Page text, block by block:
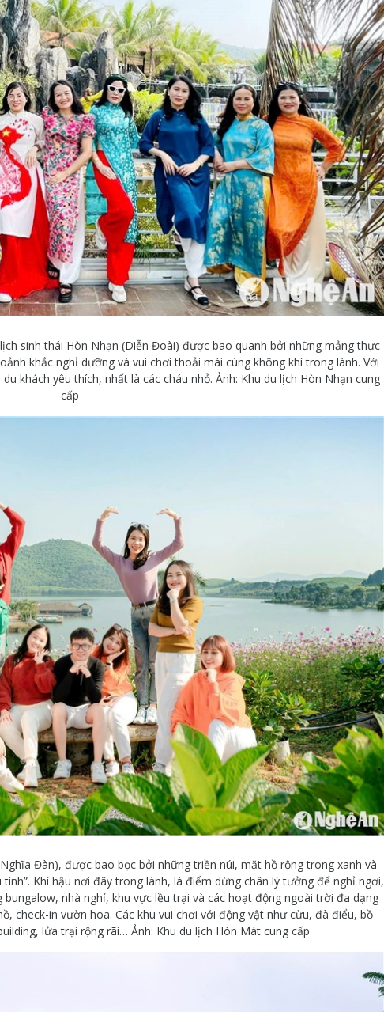
sinh thái Hòn Nhạn (Diễn Đoài) được bao quanh bởi những mảng thực
khắc nghỉ dưỡng và vui chơi thoải mái cùng không khí trong lành. Với
khách yêu thích, nhất là các cháu nhỏ. Ảnh: Khu du lịch Hòn Nhạn cung
cấp
Đàn), được bao bọc bởi những triền núi, mặt hồ rộng trong xanh và
Khí hậu nơi đây trong lành, là điểm dừng chân lý tưởng để nghỉ ngơi,
nhà nghỉ, khu vực lều trại và các hoạt động ngoài trời đa dạng
check-in vườn hoa. Các khu vui chơi với động vật như cừu, đà điểu, bồ
lửa trại rộng rãi… Ảnh: Khu du lịch Hòn Mát cung cấp